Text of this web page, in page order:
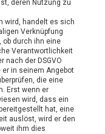
deren Nutzung zu
wird, handelt es sich
Verknüpfung
ob durch ihn eine
Verantwortlichkeit
nach der DSGVO
in seinem Angebot
die eine
Erst wenn er
wird, dass ein
hat, eine
auslöst, wird er den
ihm dies